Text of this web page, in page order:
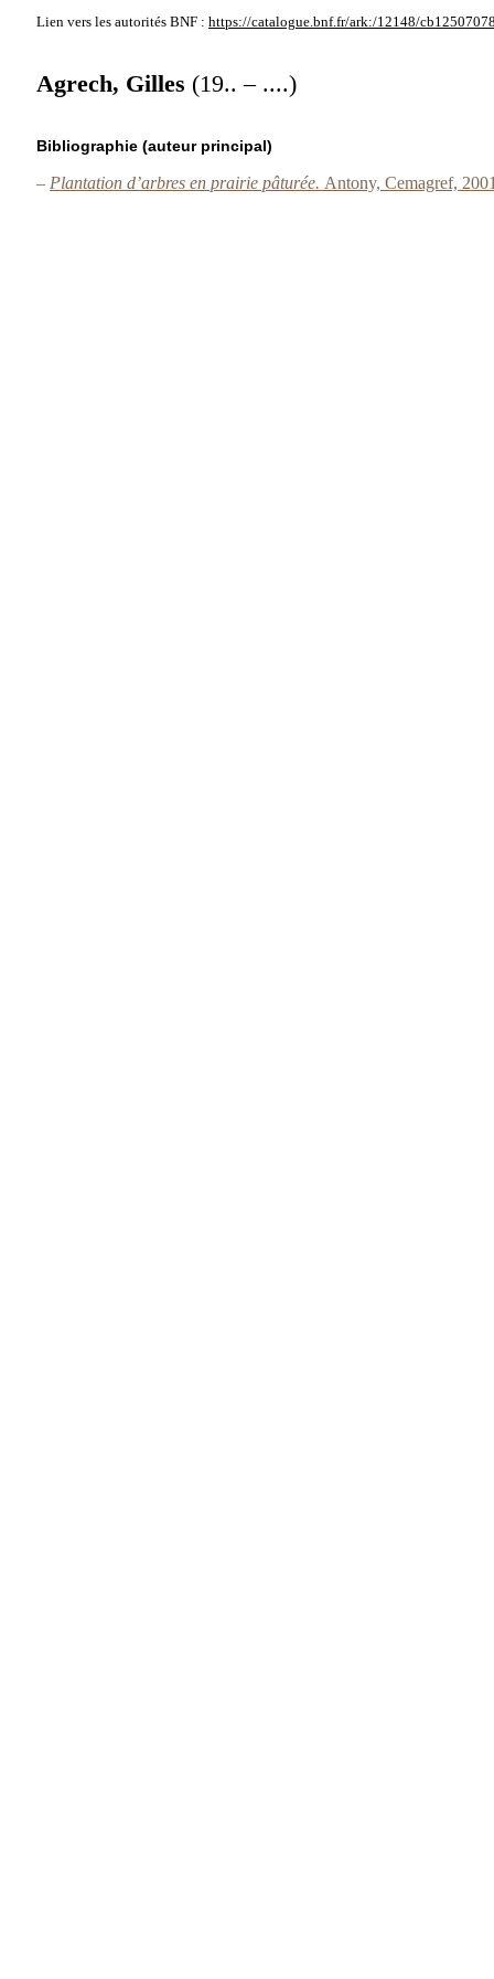
Lien vers les autorités BNF : https://catalogue.bnf.fr/ark:/12148/
Agrech, Gilles (19.. – ....)
Bibliographie (auteur principal)
– Plantation d’arbres en prairie pâturée. Antony, Cemagref,